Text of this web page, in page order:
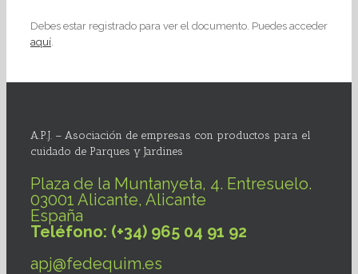
Debes estar registrado para ver el documento. Puedes acceder
aquí.
A.P.J. – Asociación de empresas con productos para el
cuidado de Parques y Jardines
Plaza de la Muntanyeta, 4. Entresuelo.
03001 Alicante, Alicante
España
Teléfono: (+34) 965 04 91 92
apj@fedequim.es